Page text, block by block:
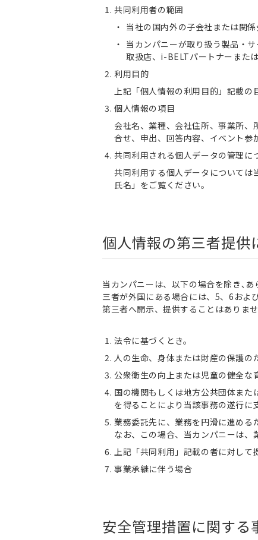
共同利用者の範囲
当社の国内外の子会社または関
当カンパニーが取り扱う製品・
取扱店、i-BELTパートナーまた
利用目的
上記「個人情報の利用目的」記載の
個人情報の項目
会社名、業種、会社住所、事業所
合せ、申出、回答内容、イベント参
共同利用される個人データの管理
共同利用する個人データについては
氏名」をご覧ください。
個人情報の第三者提供
当カンパニーは、以下の場合を除き､
三者が外国にある場合には、5、6およ
第三者へ開示、提供することはありませ
法令に基づくとき。
人の生命、身体または財産の保護の
公衆衛生の向上または児童の健全な
国の機関もしくは地方公共団体ま
を得ることにより当該事務の遂行に
業務委託先に、業務を円滑に進める
なお、この場合、当カンパニーは、
上記「共同利用」記載の者に対して
事業承継に伴う場合
安全管理措置に関する